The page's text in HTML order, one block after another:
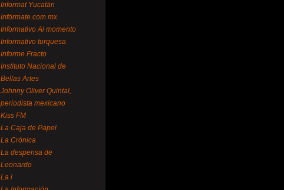
Informat Yucatán
Infórmate.com.mx
Informativo Al momento
Informativo turquesa
Informe Fracto
Instituto Nacional de
Bellas Artes
Johnny Oliver Quintal,
periodista mexicano
Kiss FM
La Caja de Papel
La Crónica
La despensa de
Leonardo
La i